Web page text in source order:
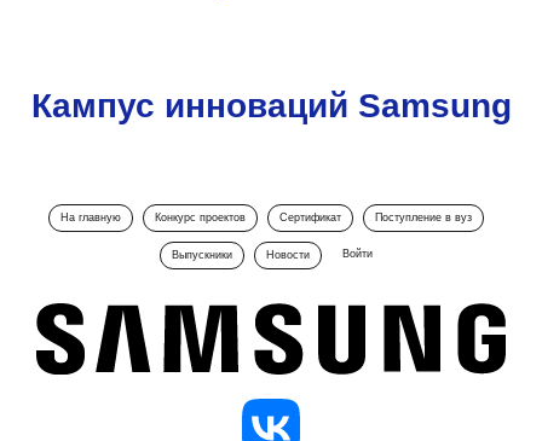
Кампус инноваций Samsung
На главную Конкурс проектов Сертификат Поступление в вуз
Выпускники Новости Войти